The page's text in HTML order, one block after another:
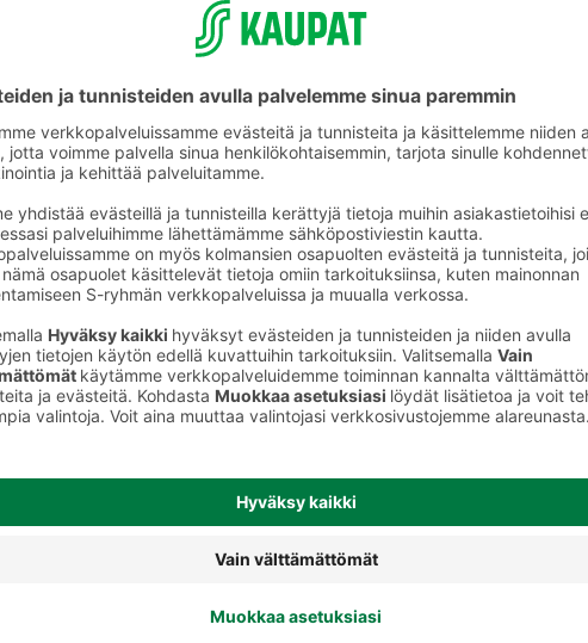
Koiran märkäruoka ja makkarat